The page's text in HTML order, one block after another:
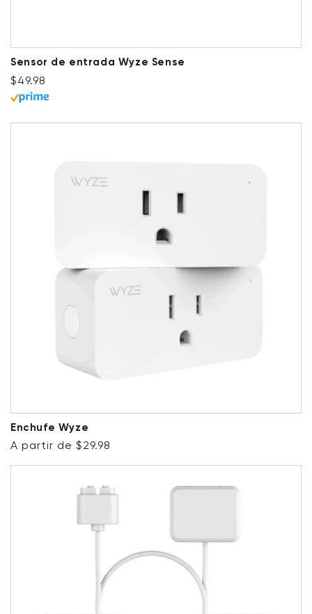
Sensor de entrada Wyze Sense
Precio habitual
$49.98
Enchufe Wyze
Precio habitual
A partir de $29.98